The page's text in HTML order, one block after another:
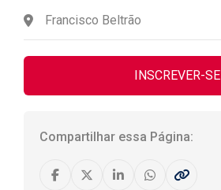
Francisco Beltrão
INSCREVER-SE
Compartilhar essa Página: